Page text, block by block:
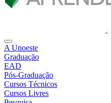
A Unoeste
Graduação
EAD
Pós-Graduação
Cursos Técnicos
Cursos Livres